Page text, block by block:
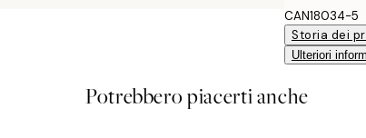
CAN18034-5
Storia dei
Ulteriori
Potrebbero piacerti anche